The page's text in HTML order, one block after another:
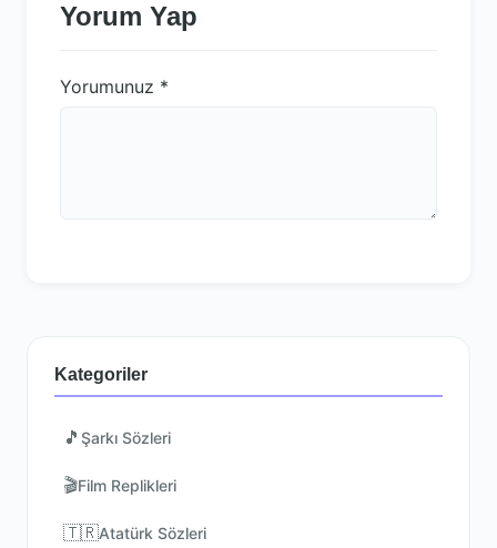
Yorum Yap
Yorumunuz *
Kategoriler
🎵 Şarkı Sözleri
🎬Film Replikleri
🇹🇷Atatürk Sözleri